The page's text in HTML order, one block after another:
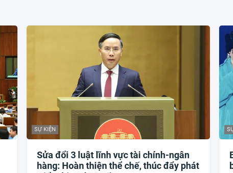
SỰ KIỆN
Sửa đổi 3 luật lĩnh vực tài chính-ngân
hàng: Hoàn thiện thể chế, thúc đẩy phát